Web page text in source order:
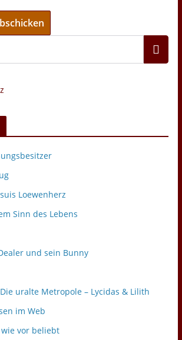
Loewenherz
Sinn des Lebens
und sein Bunny
uralte Metropole – Lycidas & Lilith
im Web
vor beliebt